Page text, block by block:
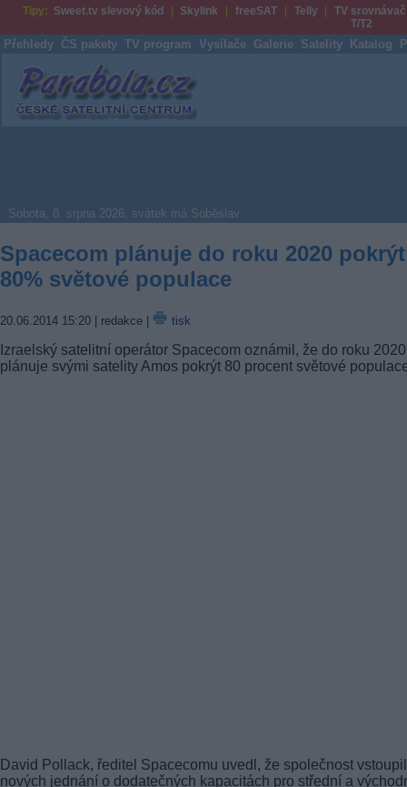
Tipy: Sweet.tv slevový kód Skylink freeSAT Telly
TV srovnávač
T/T2
Přehledy ČS pakety TV program Vysílače Galerie Satelity Katalog
Parabola.cz
Sobota, 8. srpna 2026, svátek má Soběslav
Spacecom plánuje do roku 2020 pokrýt
80% světové populace
20.06.2014 15:20 | redakce | tisk
Izraelský satelitní operátor Spacecom oznámil, že do roku 2020
plánuje svými satelity Amos pokrýt 80 procent světové
David Pollack, ředitel Spacecomu uvedl, že společnost
nových jednání o dodatečných kapacitách pro střední a